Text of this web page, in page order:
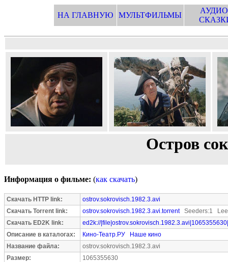
НА ГЛАВНУЮ МУЛЬТФИЛЬМЫ
Остров
Информация о фильме: (как скачать)
Скачать HTTP link:
ostrov.sokrovisch.1982.3.avi
Скачать Torrent link:
ostrov.sokrovisch.1982.3.avi.torrentSeeders:1
Скачать ED2K link:
ed2k://|file|ostrov.sokrovisch.1982.3.avi|1065355630|
Описание в каталогах:
Кино-Театр.РУ
Наше кино
Название файла:
ostrov.sokrovisch.1982.3.avi
Размер:
1065355630